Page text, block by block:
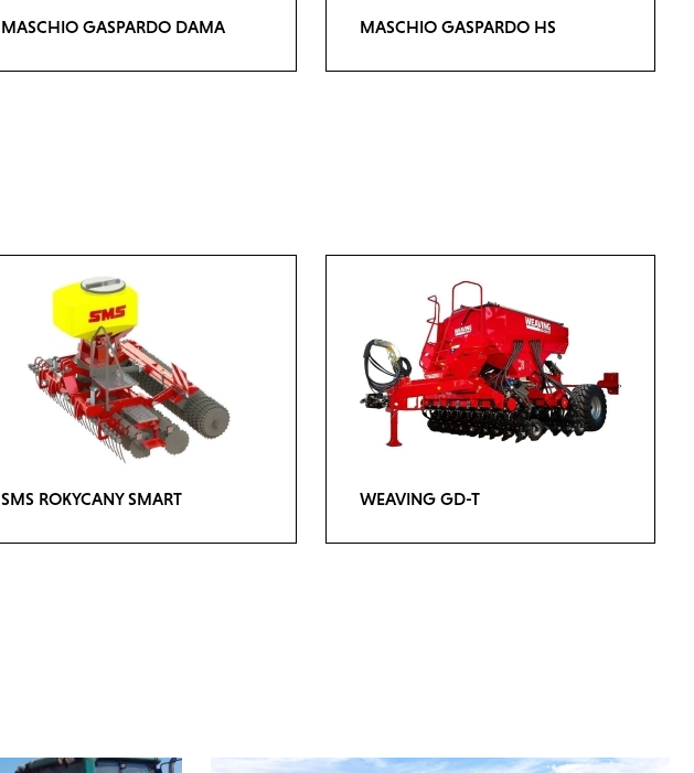
MASCHIO GASPARDO DAMA MASCHIO GASPARDO HS
SMS ROKYCANY SMART WEAVING GD-T